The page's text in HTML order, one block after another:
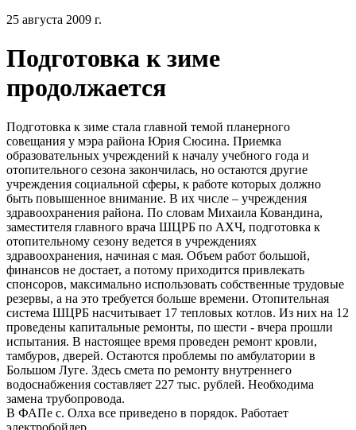
25 августа 2009 г.
Подготовка к зиме
продолжается
Подготовка к зиме стала главной темой планерного
совещания у мэра района Юрия Сюсина. Приемка
образовательных учреждений к началу учебного года и
отопительного сезона закончилась, но остаются другие
учреждения социальной сферы, к работе которых должно
быть повышенное внимание. В их числе – учреждения
здравоохранения района. По словам Михаила Ковандина,
заместителя главного врача ШЦРБ по АХЧ, подготовка к
отопительному сезону ведется в учреждениях
здравоохранения, начиная с мая. Объем работ большой,
финансов не достает, а потому приходится привлекать
спонсоров, максимально использовать собственные трудовые
резервы, а на это требуется больше времени. Отопительная
система ШЦРБ насчитывает 17 тепловых котлов. Из них на 12
проведены капитальные ремонты, по шести - вчера прошли
испытания. В настоящее время проведен ремонт кровли,
тамбуров, дверей. Остаются проблемы по амбулатории в
Большом Луге. Здесь смета по ремонту внутреннего
водоснабжения составляет 227 тыс. рублей. Необходима
замена трубопровода.
В ФАПе с. Олха все приведено в порядок. Работает
электробойлер.